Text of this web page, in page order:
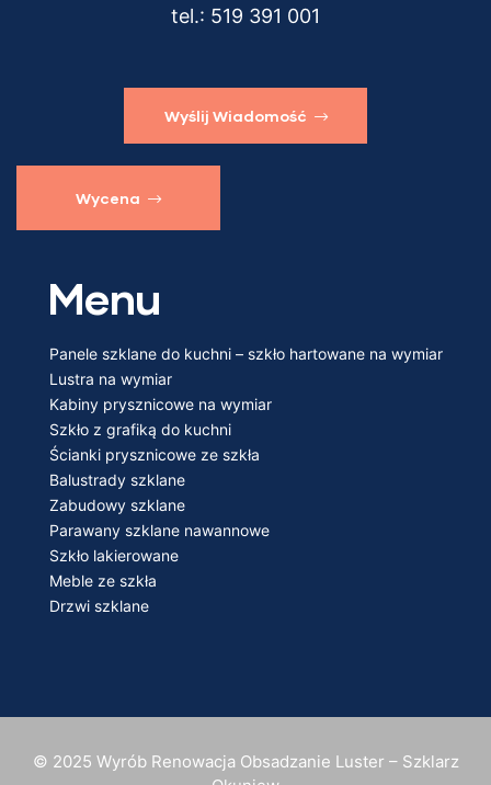
tel.: 519 391 001
Wyślij Wiadomość
Wycena
Menu
Panele szklane do kuchni – szkło hartowane na wymiar
Lustra na wymiar
Kabiny prysznicowe na wymiar
Szkło z grafiką do kuchni
Ścianki prysznicowe ze szkła
Balustrady szklane
Zabudowy szklane
Parawany szklane nawannowe
Szkło lakierowane
Meble ze szkła
Drzwi szklane
© 2025 Wyrób Renowacja Obsadzanie Luster – Szklarz